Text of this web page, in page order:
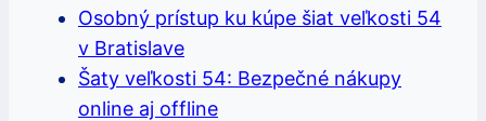
Osobný prístup ku kúpe šiat veľkosti 54
v Bratislave
Šaty veľkosti 54: Bezpečné nákupy
online aj offline